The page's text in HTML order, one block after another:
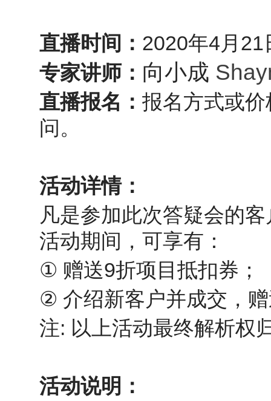
直播时间： 2020年4月 21
专家讲师： 向小成
直播报名 ： 报名方式或
问。
活动详情：
凡是参加此次答疑会的
活动期间，可享有：
① 赠送9折项目抵扣券；
② 介绍新客户并成交，
注: 以上活动最终解析权
活动说明：